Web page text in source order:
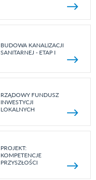
BUDOWA KANALIZACJI
SANITARNEJ - ETAP I
RZĄDOWY FUNDUSZ
INWESTYCJI
LOKALNYCH
PROJEKT:
KOMPETENCJE
PRZYSZŁOŚCI